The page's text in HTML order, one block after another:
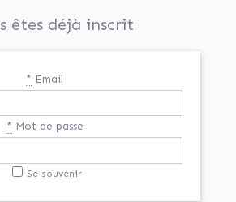
êtes déjà inscrit
* Email
* Mot de passe
Se souvenir